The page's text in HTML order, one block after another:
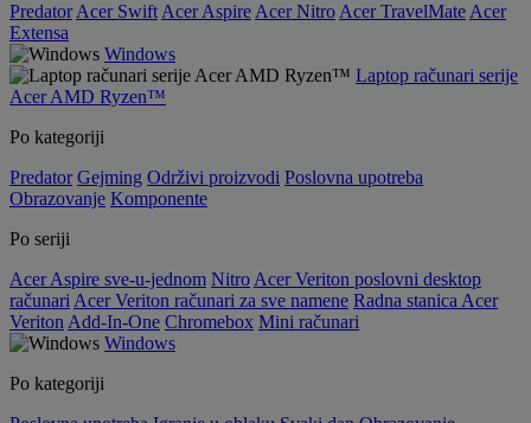
Predator Acer Swift Acer Aspire Acer Nitro Acer TravelMate Acer
Extensa
Windows
Laptop računari serije
Acer AMD Ryzen™
Po kategoriji
Predator Gejming Održivi proizvodi Poslovna upotreba
Obrazovanje Komponente
Po seriji
Acer Aspire sve-u-jednom Nitro Acer Veriton poslovni desktop
računari Acer Veriton računari za sve namene Radna stanica Acer
Veriton Add-In-One Chromebox Mini računari
Windows
Po kategoriji